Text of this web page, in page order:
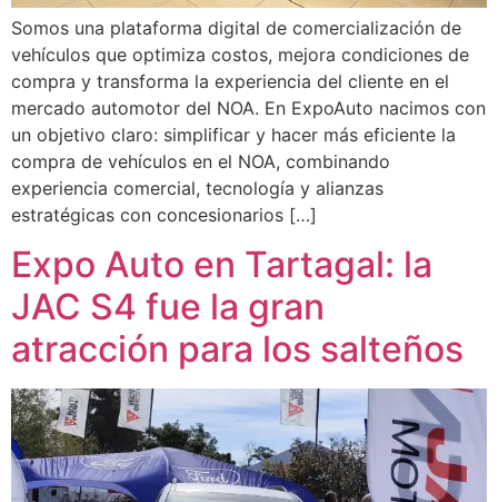
Somos una plataforma digital de comercialización de
vehículos que optimiza costos, mejora condiciones de
compra y transforma la experiencia del cliente en el
mercado automotor del NOA. En ExpoAuto nacimos con
un objetivo claro: simplificar y hacer más eficiente la
compra de vehículos en el NOA, combinando
experiencia comercial, tecnología y alianzas
estratégicas con concesionarios […]
Expo Auto en Tartagal: la
JAC S4 fue la gran
atracción para los salteños